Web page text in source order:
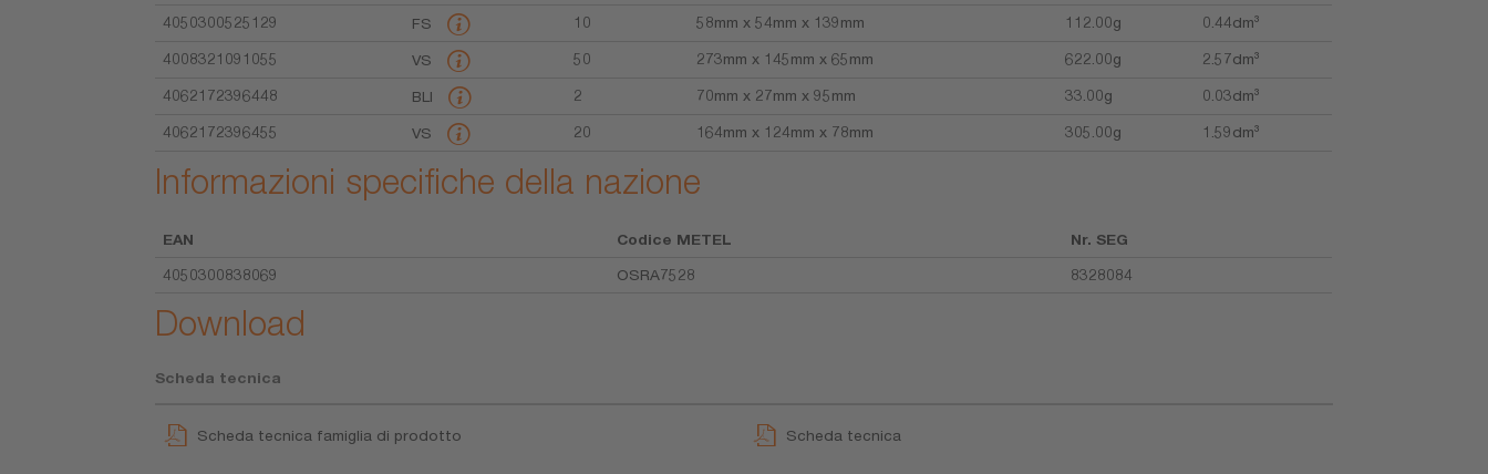
4050300525129
FS 10 58mm x 54mm x 139mm 112.00g 0.44dm³
4008321091055 VS 50 273mm x 145mm x 65mm 622.00g 2.57dm³
4062172396448 BLI 2 70mm x 27mm x 95mm 33.00g 0.03dm³
4062172396455 VS 20 164mm x 124mm x 78mm 305.00g 1.59dm³
Informazioni specifiche della nazione
EAN Codice METEL
Nr. SEG
4050300838069
OSRA7528 8328084
Download
Scheda tecnica
Scheda tecnica famiglia di prodotto Scheda tecnica